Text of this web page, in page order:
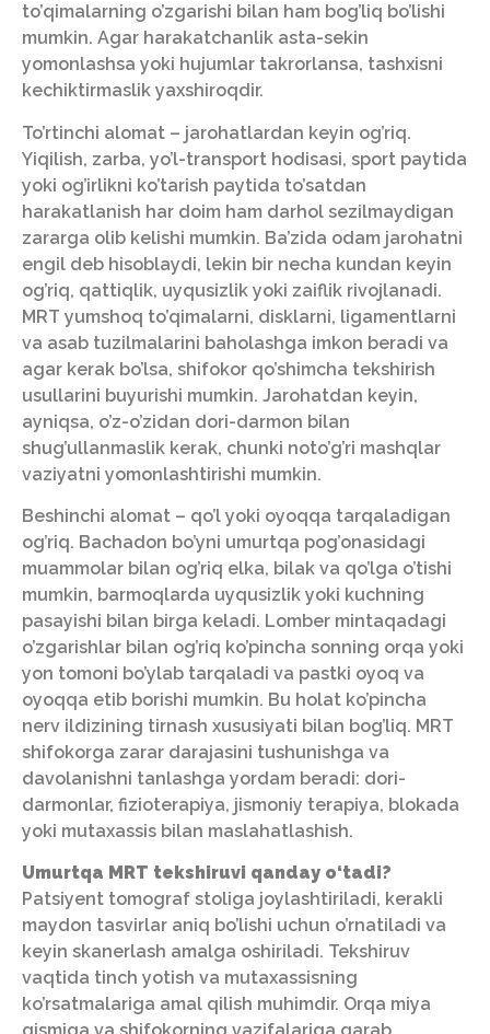
to’qimalarning o’zgarishi bilan ham bog’liq bo’lishi
mumkin. Agar harakatchanlik asta-sekin
yomonlashsa yoki hujumlar takrorlansa, tashxisni
kechiktirmaslik yaxshiroqdir.
To’rtinchi alomat – jarohatlardan keyin og’riq.
Yiqilish, zarba, yo’l-transport hodisasi, sport paytida
yoki og’irlikni ko’tarish paytida to’satdan
harakatlanish har doim ham darhol sezilmaydigan
zararga olib kelishi mumkin. Ba’zida odam jarohatni
engil deb hisoblaydi, lekin bir necha kundan keyin
og’riq, qattiqlik, uyqusizlik yoki zaiflik rivojlanadi.
MRT yumshoq to’qimalarni, disklarni, ligamentlarni
va asab tuzilmalarini baholashga imkon beradi va
agar kerak bo’lsa, shifokor qo’shimcha tekshirish
usullarini buyurishi mumkin. Jarohatdan keyin,
ayniqsa, o’z-o’zidan dori-darmon bilan
shug’ullanmaslik kerak, chunki noto’g’ri mashqlar
vaziyatni yomonlashtirishi mumkin.
Beshinchi alomat – qo’l yoki oyoqqa tarqaladigan
og’riq. Bachadon bo’yni umurtqa pog’onasidagi
muammolar bilan og’riq elka, bilak va qo’lga o’tishi
mumkin, barmoqlarda uyqusizlik yoki kuchning
pasayishi bilan birga keladi. Lomber mintaqadagi
o’zgarishlar bilan og’riq ko’pincha sonning orqa yoki
yon tomoni bo’ylab tarqaladi va pastki oyoq va
oyoqqa etib borishi mumkin. Bu holat ko’pincha
nerv ildizining tirnash xususiyati bilan bog’liq. MRT
shifokorga zarar darajasini tushunishga va
davolanishni tanlashga yordam beradi: dori-
darmonlar, fizioterapiya, jismoniy terapiya, blokada
yoki mutaxassis bilan maslahatlashish.
Umurtqa MRT tekshiruvi qanday o‘tadi?
Patsiyent tomograf stoliga joylashtiriladi, kerakli
maydon tasvirlar aniq bo’lishi uchun o’rnatiladi va
keyin skanerlash amalga oshiriladi. Tekshiruv
vaqtida tinch yotish va mutaxassisning
ko’rsatmalariga amal qilish muhimdir. Orqa miya